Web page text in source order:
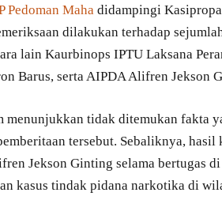
Pedoman Maha didampingi
dilakukan terhadap
lain Kaurbinops IPTU Laksana
Barus, serta AIPDA Alifren Jekson
tidak ditemukan fakta
tersebut. Sebaliknya,
Jekson Ginting selama bertugas
kasus tindak pidana narkotika di